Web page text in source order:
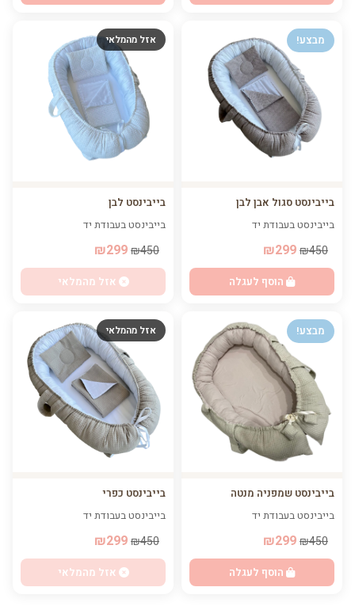
מבצע!
בייבינסט סגול אבן לבן
בייבינסט בעבודת יד
₪450
הוסף לעגלה
אזל מהמלאי
בייבינסט לבן
בייבינסט בעבודת יד
₪450
אזל מהמלאי
מבצע!
בייבינסט שמפניה מנטה
בייבינסט בעבודת יד
₪450
הוסף לעגלה
אזל מהמלאי
בייבינסט כפרי
בייבינסט בעבודת יד
₪450
אזל מהמלאי